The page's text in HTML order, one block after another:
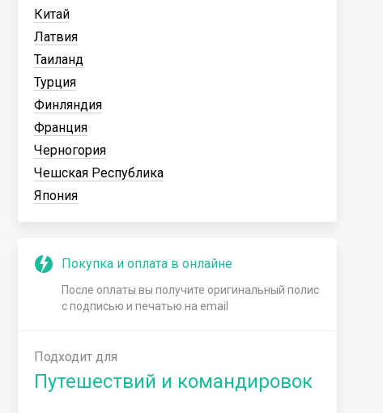
Китай
Латвия
Таиланд
Турция
Финляндия
Франция
Черногория
Чешская Республика
Япония
Покупка и оплата в онлайне
После оплаты вы получите оригинальный полис
с подписью и печатью на email
Подходит для
Путешествий и командировок